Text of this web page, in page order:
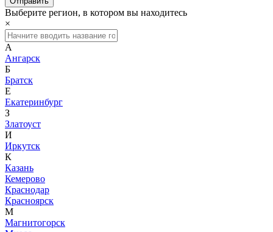
Выберите регион, в котором вы находитесь
×
А
Ангарск
Б
Братск
Е
Екатеринбург
З
Златоуст
И
Иркутск
К
Казань
Кемерово
Краснодар
Красноярск
М
Магнитогорск